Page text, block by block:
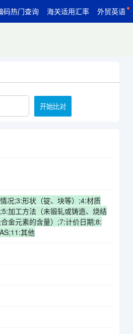
码热门查询 海关适用汇率 外贸英语
开始比对
况;3:形状（锭、块等）;4:材质
加工方法（未锻轧或铸造、烧结
金元素的含量）;7:计价日期;8:
其他